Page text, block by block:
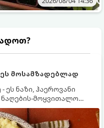
მოსამზადებლად
ნაზი, ჰაეროვანი
ნაღების-მოყვითალო
მაგრამ
რომლებიც უნდა
გამოვიდეს.